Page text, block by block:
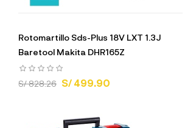
Rotomartillo Sds-Plus 18V LXT 1.3J
Baretool Makita DHR165Z
S/ 828.26 S/ 499.90